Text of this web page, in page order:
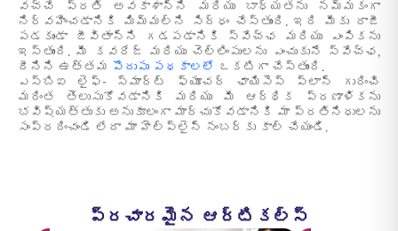
వచ్చే ప్రతి అవకాశాన్ని మరియు బాధ్యతను నమ్మకంగా
నిర్వహించడానికి మిమ్మల్ని సిద్ధం చేస్తుంది. ఇది మీకు రాజీ
పడకుండా జీవితాన్ని గడపడానికి స్వేచ్ఛ మరియు ఎంపికను
ఇస్తుంది. మీ కవరేజ్ మరియు చెల్లింపులను ఎంచుకునే స్వేచ్ఛ,
దీనిని ఉత్తమ పొదుపు పథకాలలో
ఒకటిగా చేస్తుంది.
ఎస్‌బిఐ లైఫ్- స్మార్ట్ ఫ్యూచర్ ఛాయిసెస్ ప్లాన్ గురించి
మరింత తెలుసుకోవడానికి మరియు మీ ఆర్థిక ప్రణాళికను
భవిష్యత్తుకు అనుకూలంగా మార్చుకోవడానికి మా ప్రతినిధులను
సంప్రదించండి లేదా మా హెల్ప్‌లైన్ నంబర్‌కు కాల్ చేయండి.
ప్రచారమైన ఆర్టికల్స్